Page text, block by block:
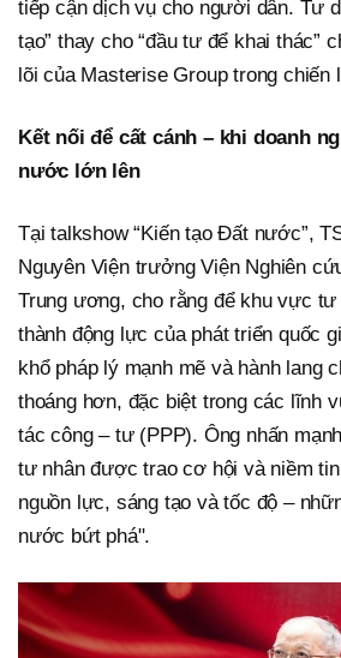
tiếp cận dịch vụ cho người dân. Tư
tạo” thay cho “đầu tư để khai thác”
lõi của Masterise Group trong chiến
Kết nối để cất cánh – khi doanh
nước lớn lên
Tại talkshow “Kiến tạo Đất nước”,
Nguyên Viện trưởng Viện Nghiên
Trung ương, cho rằng để khu vực
thành động lực của phát triển quốc
khổ pháp lý mạnh mẽ và hành lang
thoáng hơn, đặc biệt trong các lĩnh
tác công – tư (PPP). Ông nhấn
tư nhân được trao cơ hội và niềm
nguồn lực, sáng tạo và tốc độ –
nước bứt phá".